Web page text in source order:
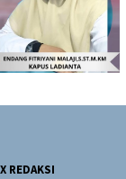
REDAKSI